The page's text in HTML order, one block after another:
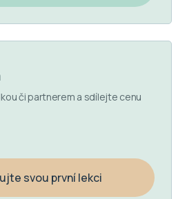
či partnerem a sdílejte cenu
svou první lekci